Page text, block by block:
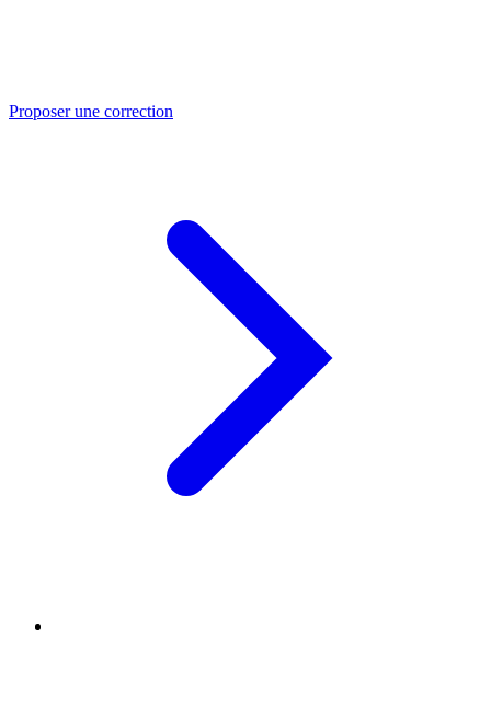
Proposer une correction